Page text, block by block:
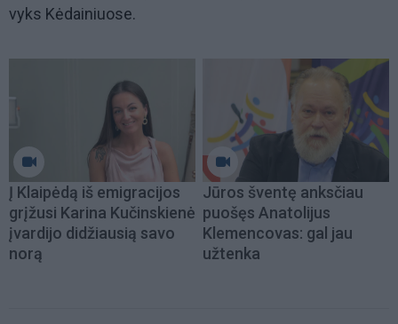
vyks Kėdainiuose.
Į Klaipėdą iš emigracijos
grįžusi Karina Kučinskienė
įvardijo didžiausią savo
norą
Jūros šventę anksčiau
puošęs Anatolijus
Klemencovas: gal jau
užtenka